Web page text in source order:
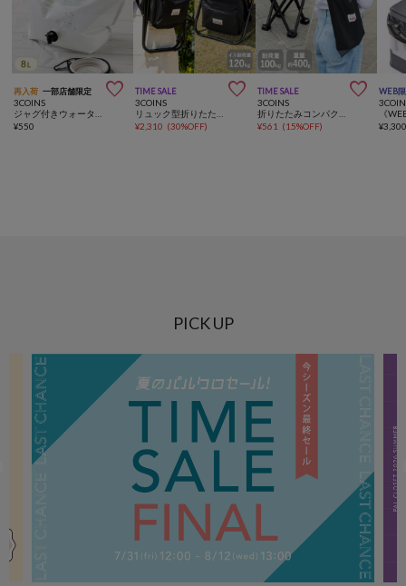
再入荷 一部店舗限定 
3COINS
¥550
TIME SALE 
3COINS
¥2,310 (30%OFF)
TIME SALE 
3COINS
¥561 (15%OFF)
WEB
¥
PICK UP